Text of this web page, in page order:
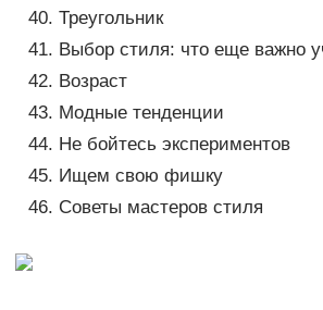
Треугольник
Выбор стиля: что еще важно
Возраст
Модные тенденции
Не бойтесь экспериментов
Ищем свою фишку
Советы мастеров стиля